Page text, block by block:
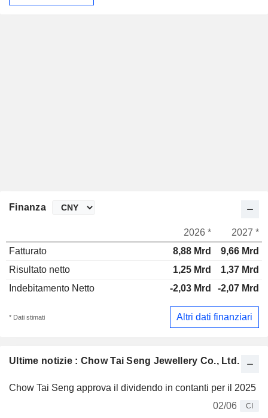
Ultime notizie : Chow Tai Seng Jewellery Co., Ltd.
Chow Tai Seng approva il dividendo in contanti per il 2025
02/06
CI
Finanza
2026 *
2027 *
Fatturato
8,88 Mrd
9,66 Mrd
Risultato netto
1,25 Mrd
1,37 Mrd
Indebitamento Netto
-2,03 Mrd -2,07 Mrd
* Dati stimati Altri dati finanziari